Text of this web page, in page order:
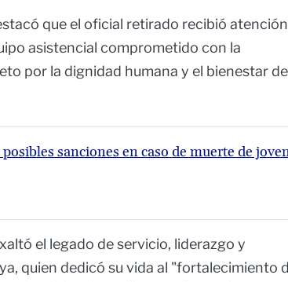
que el oficial retirado recibió atención
asistencial comprometido con la
por la dignidad humana y el bienestar de
sanciones en caso de muerte de
el legado de servicio, liderazgo y
quien dedicó su vida al "fortalecimiento